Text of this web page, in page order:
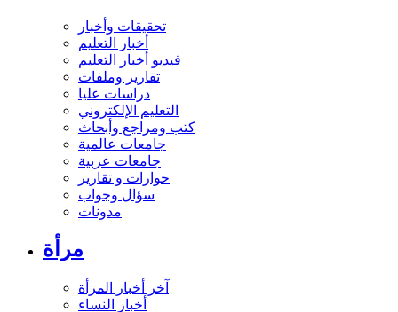
تحقيقات وأخبار
أخبار التعليم
فيديو أخبار التعليم
تقارير وملفات
دراسات عليا
التعليم الإلكتروني
كتب ومراجع وأبحاث
جامعات عالمية
جامعات عربية
حوارات و تقارير
سؤال وجواب
مدونات
مرأة
آخر أخبار المرأة
أخبار النساء